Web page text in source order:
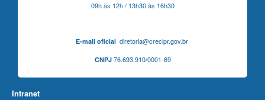
09h às 12h / 13h30 às 16h30
E-mail oficialdiretoria@crecipr.gov.br
CNPJ76.693.910/0001-69
Intranet